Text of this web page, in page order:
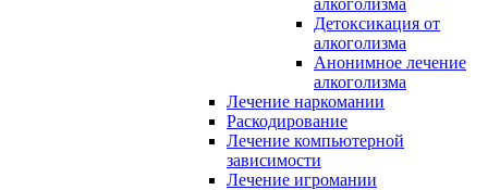
алкоголизма
Детоксикация от
алкоголизма
Анонимное лечение
алкоголизма
Лечение наркомании
Раскодирование
Лечение компьютерной
зависимости
Лечение игромании